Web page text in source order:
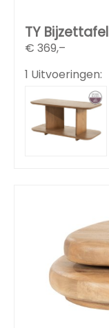
TY Bijzettafel
€ 369,–
1 Uitvoeringen: